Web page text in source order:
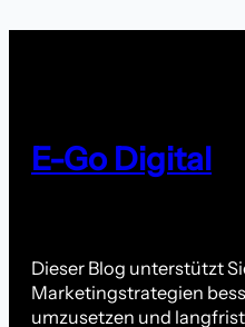
E-Go Digital
Dieser Blog unterstützt
Marketingstrategien
umzusetzen und